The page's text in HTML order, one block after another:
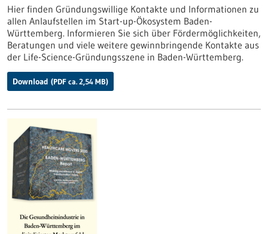
Hier finden Gründungswillige Kontakte und Informationen zu
allen Anlaufstellen im Start-up-Ökosystem Baden-
Württemberg. Informieren Sie sich über Fördermöglichkeiten,
Beratungen und viele weitere gewinnbringende Kontakte aus
der Life-Science-Gründungsszene in Baden-Württemberg.
Download (PDF ca. 2,54 MB)